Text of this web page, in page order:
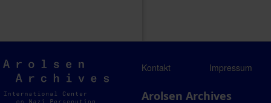
Arolsen
Archives
Kontakt Impressum
Arolsen Archives